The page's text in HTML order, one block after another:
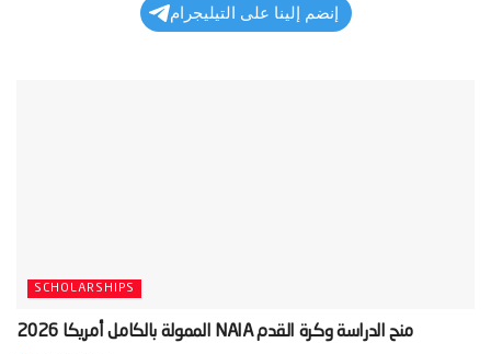
إنضم إلينا على التيليجرام
SCHOLARSHIPS
‫منح الدراسة وكرة القدم NAIA الممولة بالكامل أمريكا 2026‬